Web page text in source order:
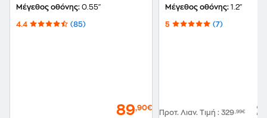
Μέγεθος οθόνης: 0.55"
4.4 (85)
89,90€
Jasper Green
Μέγεθος οθόνης: 1.2"
5 (7)
Προτ. Λιαν. Τιμή : 329,99€